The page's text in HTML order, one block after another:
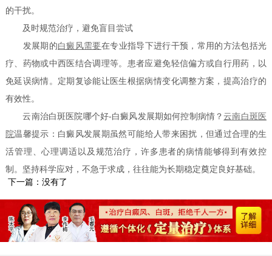
的干扰。
及时规范治疗，避免盲目尝试
发展期的白癜风需要在专业指导下进行干预，常用的方法包括光
疗、药物或中西医结合调理等。患者应避免轻信偏方或自行用药，以
免延误病情。定期复诊能让医生根据病情变化调整方案，提高治疗的
有效性。
云南治白斑医院哪个好-白癜风发展期如何控制病情？云南白斑医
院温馨提示：白癜风发展期虽然可能给人带来困扰，但通过合理的生
活管理、心理调适以及规范治疗，许多患者的病情能够得到有效控
制。坚持科学应对，不急于求成，往往能为长期稳定奠定良好基础。
下一篇：没有了